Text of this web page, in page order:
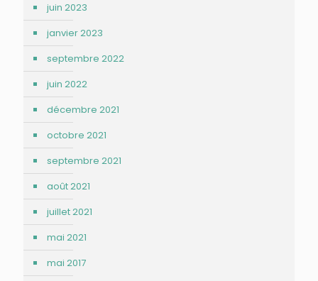
juin 2023
janvier 2023
septembre 2022
juin 2022
décembre 2021
octobre 2021
septembre 2021
août 2021
juillet 2021
mai 2021
mai 2017